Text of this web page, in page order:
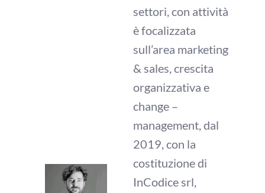
settori, con attività
è focalizzata
sull’area marketing
& sales, crescita
organizzativa e
change –
management, dal
2019, con la
costituzione di
InCodice srl,